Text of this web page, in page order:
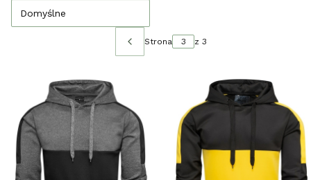
Domyślne
Poprzednie produkty
Strona z 3